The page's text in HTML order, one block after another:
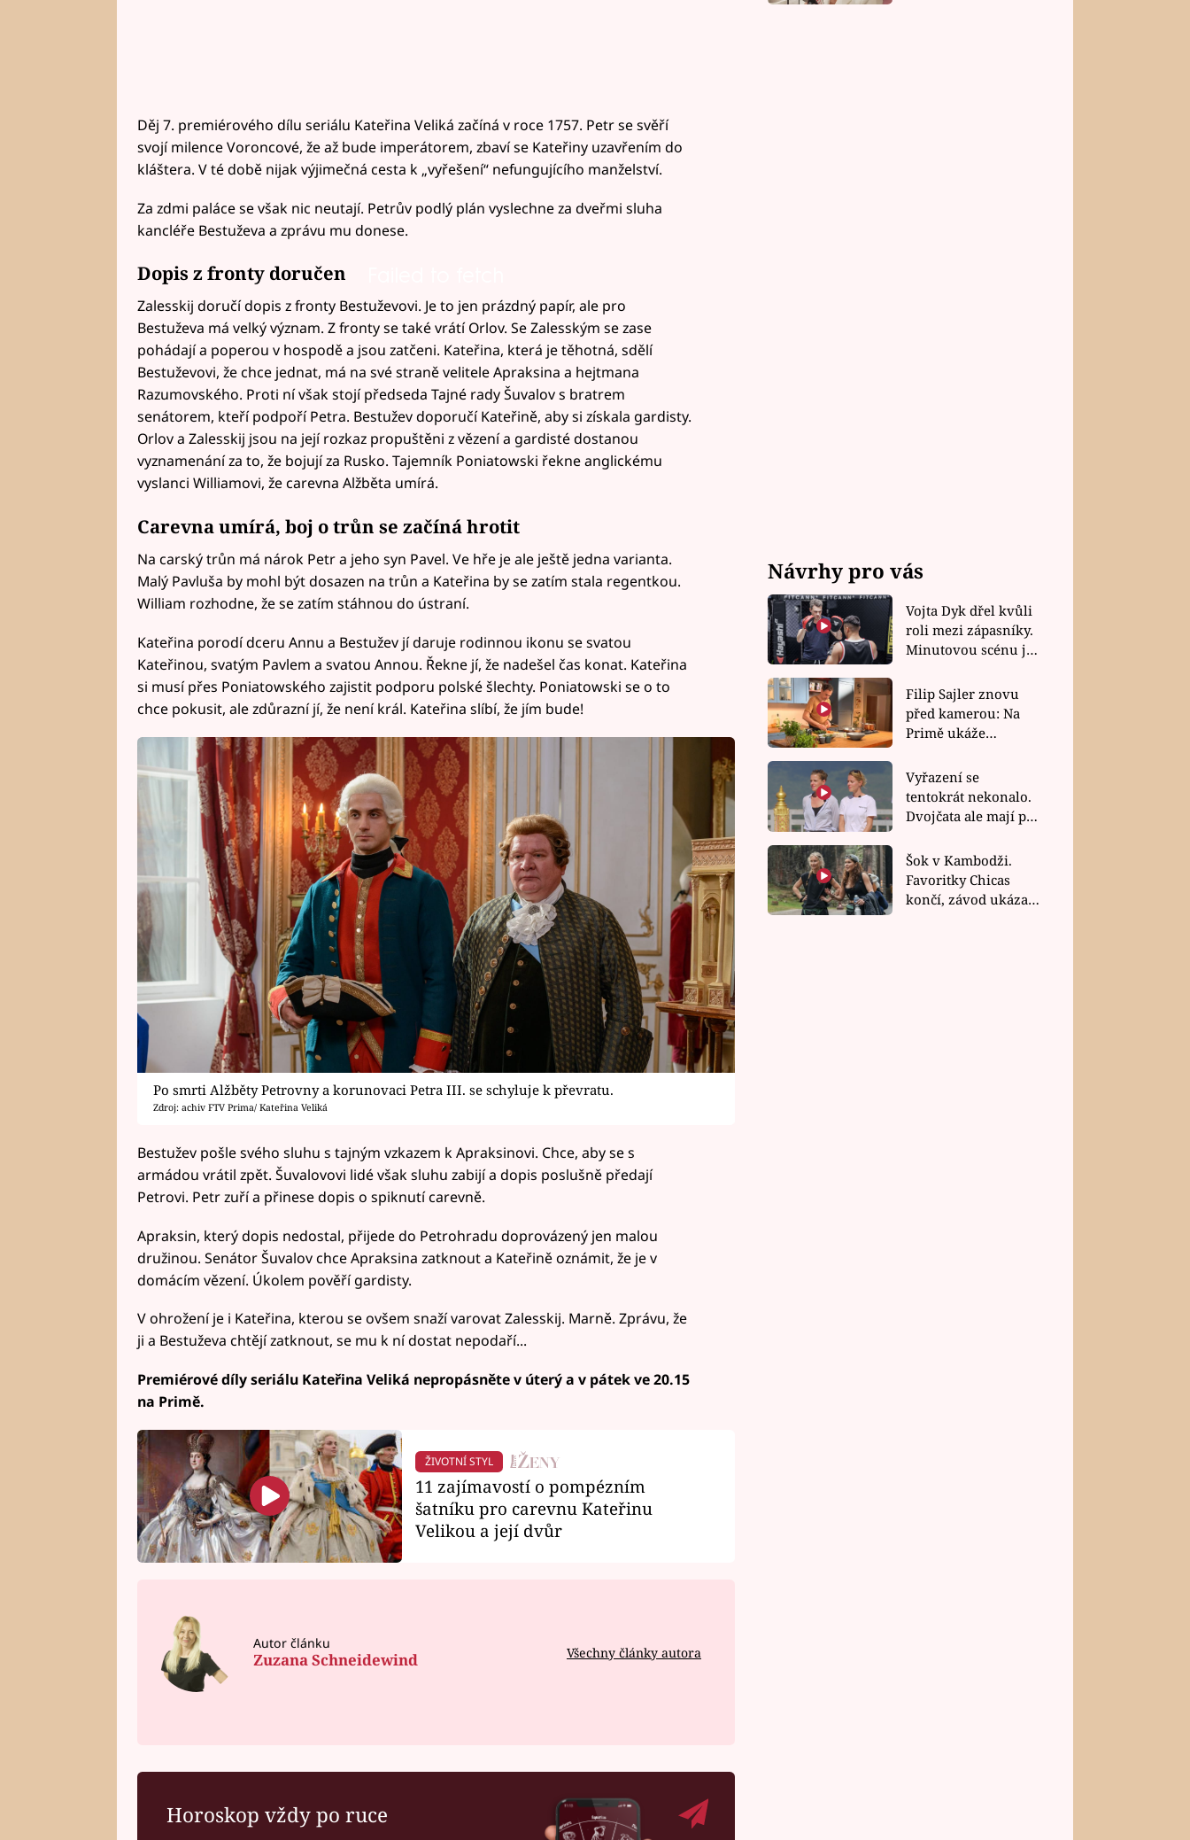
Děj 7. premiérového dílu seriálu Kateřina Veliká začíná v roce 1757. Petr se svěří
svojí milence Voroncové, že až bude imperátorem, zbaví se Kateřiny uzavřením do
kláštera. V té době nijak výjimečná cesta k „vyřešení“ nefungujícího manželství.
Za zdmi paláce se však nic neutají. Petrův podlý plán vyslechne za dveřmi sluha
kancléře Bestuževa a zprávu mu donese.
Dopis z fronty doručen
Zalesskij doručí dopis z fronty Bestuževovi. Je to jen prázdný papír, ale pro
Bestuževa má velký význam. Z fronty se také vrátí Orlov. Se Zalesským se zase
pohádají a poperou v hospodě a jsou zatčeni. Kateřina, která je těhotná, sdělí
Bestuževovi, že chce jednat, má na své straně velitele Apraksina a hejtmana
Razumovského. Proti ní však stojí předseda Tajné rady Šuvalov s bratrem
senátorem, kteří podpoří Petra. Bestužev doporučí Kateřině, aby si získala gardisty.
Orlov a Zalesskij jsou na její rozkaz propuštěni z vězení a gardisté dostanou
vyznamenání za to, že bojují za Rusko. Tajemník Poniatowski řekne anglickému
vyslanci Williamovi, že carevna Alžběta umírá.
Carevna umírá, boj o trůn se začíná hrotit
Na carský trůn má nárok Petr a jeho syn Pavel. Ve hře je ale ještě jedna varianta.
Malý Pavluša by mohl být dosazen na trůn a Kateřina by se zatím stala regentkou.
William rozhodne, že se zatím stáhnou do ústraní.
Kateřina porodí dceru Annu a Bestužev jí daruje rodinnou ikonu se svatou
Kateřinou, svatým Pavlem a svatou Annou. Řekne jí, že nadešel čas konat. Kateřina
si musí přes Poniatowského zajistit podporu polské šlechty. Poniatowski se o to
chce pokusit, ale zdůrazní jí, že není král. Kateřina slíbí, že jím bude!
Po smrti Alžběty Petrovny a korunovaci Petra III. se schyluje k převratu.
Zdroj: achiv FTV Prima/ Kateřina Veliká
Bestužev pošle svého sluhu s tajným vzkazem k Apraksinovi. Chce, aby se s
armádou vrátil zpět. Šuvalovovi lidé však sluhu zabijí a dopis poslušně předají
Petrovi. Petr zuří a přinese dopis o spiknutí carevně.
Apraksin, který dopis nedostal, přijede do Petrohradu doprovázený jen malou
družinou. Senátor Šuvalov chce Apraksina zatknout a Kateřině oznámit, že je v
domácím vězení. Úkolem pověří gardisty.
V ohrožení je i Kateřina, kterou se ovšem snaží varovat Zalesskij. Marně. Zprávu, že
ji a Bestuževa chtějí zatknout, se mu k ní dostat nepodaří...
Premiérové díly seriálu Kateřina Veliká nepropásněte v úterý a v pátek ve 20.15
na Primě.
ŽIVOTNÍ STYL
11 zajímavostí o pompézním
šatníku pro carevnu Kateřinu
Velikou a její dvůr
Autor článku
Zuzana Schneidewind Všechny články autora
Horoskop vždy po ruce
Návrhy pro vás
Vojta Dyk dřel kvůli
roli mezi zápasníky.
Minutovou scénu jel
Filip Sajler znovu
před kamerou: Na
Primě ukáže
rychlé recepty
Vyřazení se
tentokrát nekonalo.
Dvojčata ale mají po
závodu nůž na krku
Šok v Kambodži.
Favoritky Chicas
končí, závod ukázal